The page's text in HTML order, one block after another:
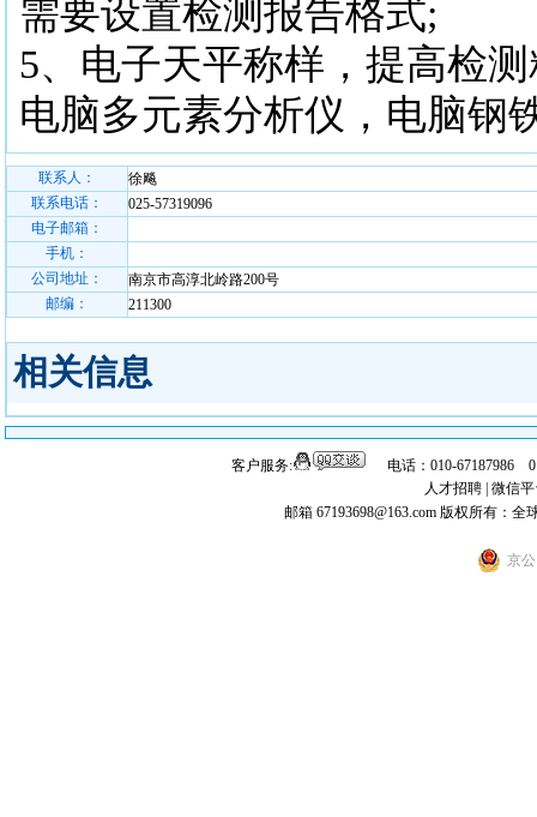
需要设置检测报告格式;
5、电子天平称样，提高检
电脑多元素分析仪，电脑钢
联系人：
徐飚
联系电话：
025-57319096
电子邮箱：
手机：
公司地址：
南京市高淳北岭路200号
邮编：
211300
相关信息
客户服务:
电话：010-67187986
人才招聘 微信
邮箱 67193698@163.com 版权所有：全
京公